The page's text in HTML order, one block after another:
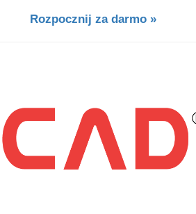
Rozpocznij za darmo »